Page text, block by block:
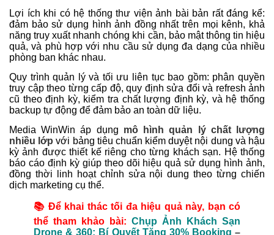
Lợi ích khi có hệ thống thư viện ảnh bài bản rất đáng kể:
đảm bảo sử dụng hình ảnh đồng nhất trên mọi kênh, khả
năng truy xuất nhanh chóng khi cần, bảo mật thông tin hiệu
quả, và phù hợp với nhu cầu sử dụng đa dạng của nhiều
phòng ban khác nhau.
Quy trình quản lý và tối ưu liên tục bao gồm: phân quyền
truy cập theo từng cấp độ, quy định sửa đổi và refresh ảnh
cũ theo định kỳ, kiểm tra chất lượng định kỳ, và hệ thống
backup tự động để đảm bảo an toàn dữ liệu.
Media WinWin áp dụng mô hình quản lý chất lượng
nhiều lớp với bảng tiêu chuẩn kiểm duyệt nội dung và hậu
kỳ ảnh được thiết kế riêng cho từng khách sạn. Hệ thống
báo cáo định kỳ giúp theo dõi hiệu quả sử dụng hình ảnh,
đồng thời linh hoạt chỉnh sửa nội dung theo từng chiến
dịch marketing cụ thể.
📚 Để khai thác tối đa hiệu quả này, bạn có
thể tham khảo bài: Chụp Ảnh Khách Sạn
Drone & 360: Bí Quyết Tăng 30% Booking –